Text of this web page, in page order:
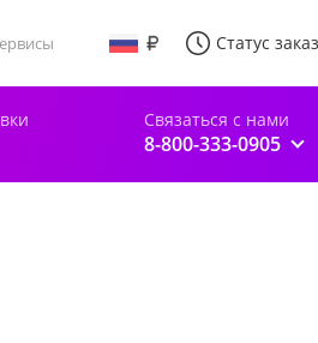
Статус
Связаться с нами
8-800-333-0905